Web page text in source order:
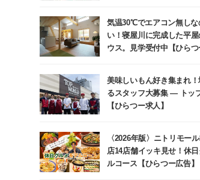
気温30℃でエアコン無しな
い！寝屋川に完成した平
ウス。見学受付中【ひらつ
美味しいもん好き集まれ
るスタッフ大募集 ― トッ
【ひらつー求人】
〈2026年版〉ニトリモー
店14店舗イッキ見せ！休
ルコース【ひらつー広告】